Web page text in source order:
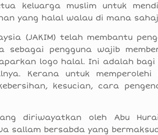
keluarga muslim untuk
yang halal walau di mana
(JAKIM) telah membantu
sebagai pengguna wajib
logo halal. Ini adalah
Kerana untuk
kesucian, cara
diriwayatkan oleh Abu
sallam bersabda yang